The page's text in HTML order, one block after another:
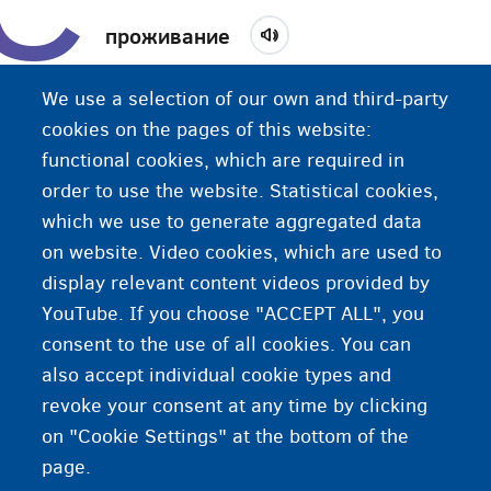
проживание
Если вам от 16 до 18 лет, вы можете жить
самостоятельно. Личный консультант
поддерживает вас в ведении домашнего
хозяйства, в работе, учебе, правильном
распределении финансов, а также помогает
справиться с эмоциональными проблемами.
We use a selection of our own and third-party
cookies on the pages of this website:
functional cookies, which are required in
order to use the website. Statistical cookies,
which we use to generate aggregated data
on website. Video cookies, which are used to
display relevant content videos provided by
YouTube. If you choose "ACCEPT ALL", you
consent to the use of all cookies. You can
also accept individual cookie types and
revoke your consent at any time by clicking
on "Cookie Settings" at the bottom of the
page.